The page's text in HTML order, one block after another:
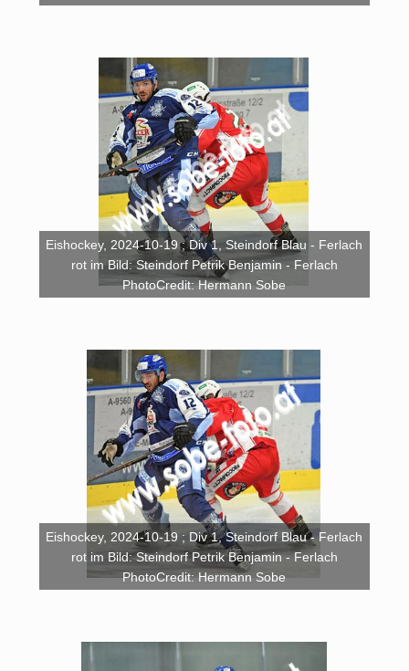
Eishockey, 2024-10-19 ; Div 1, Steindorf Blau - Ferlach
rot im Bild: Steindorf Petrik Benjamin - Ferlach
PhotoCredit: Hermann Sobe
Eishockey, 2024-10-19 ; Div 1, Steindorf Blau - Ferlach
rot im Bild: Steindorf Petrik Benjamin - Ferlach
PhotoCredit: Hermann Sobe